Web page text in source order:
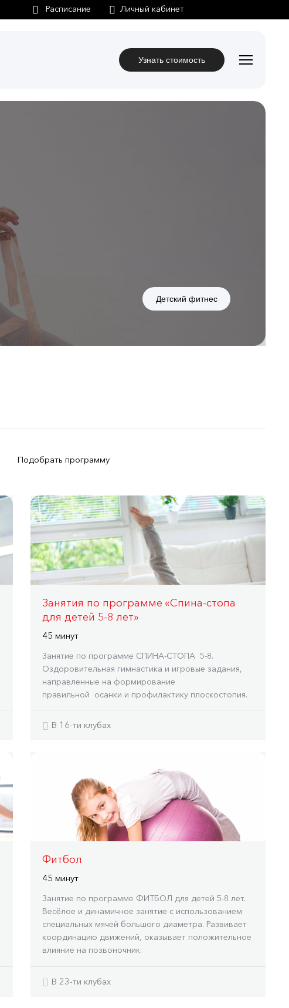
Личный кабинет
Узнать стоимость
Детский фитнес
Подобрать программу
Занятия по программе «Спина-стопа
для детей 5-8 лет»
45 минут
Занятие по программе СПИНА-СТОПА 5-8.
Оздоровительная гимнастика и игровые задания,
направленные на формирование
правильной осанки и профилактику плоскостопия.
В 16-ти клубах
Фитбол
45 минут
Занятие по программе ФИТБОЛ для детей 5-8 лет.
Весёлое и динамичное занятие с использованием
специальных мячей большого диаметра. Развивает
координацию движений, оказывает положительное
влияние на позвоночник.
В 23-ти клубах